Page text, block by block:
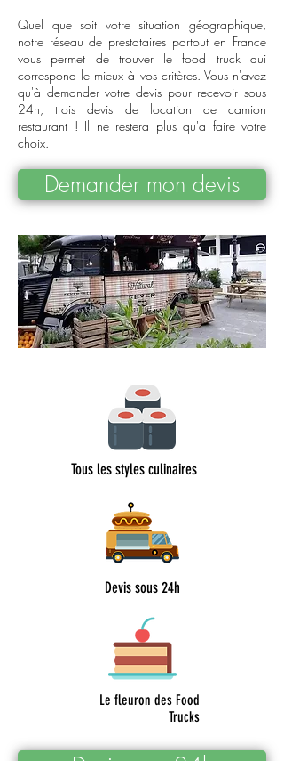
Quel que soit votre situation géographique,
notre réseau de prestataires partout en France
vous permet de trouver le food truck qui
correspond le mieux à vos critères. Vous n'avez
qu'à demander votre devis pour recevoir sous
24h, trois devis de location de camion
restaurant ! Il ne restera plus qu'a faire votre
choix.
Demander mon devis
Tous les styles culinaires
Devis sous 24h
Le fleuron des Food
Trucks